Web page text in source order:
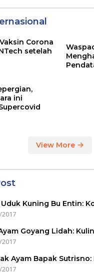
Corona
setelah
ini
View More
Uduk Kuning Bu Entin:
Goyang Lidah:
Ayam Bapak